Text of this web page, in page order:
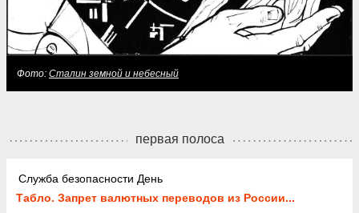
Фото: Сталин земной и небесный
первая полоса
Служба безопасности День
Табло. Запрет валютных переводов из России...